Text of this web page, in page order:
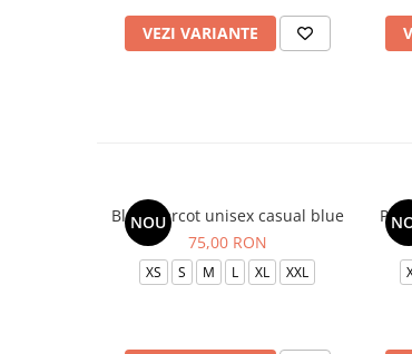
VEZI VARIANTE
NOU
Bluza tercot unisex casual blue
75,00 RON
XS S M L XL XXL